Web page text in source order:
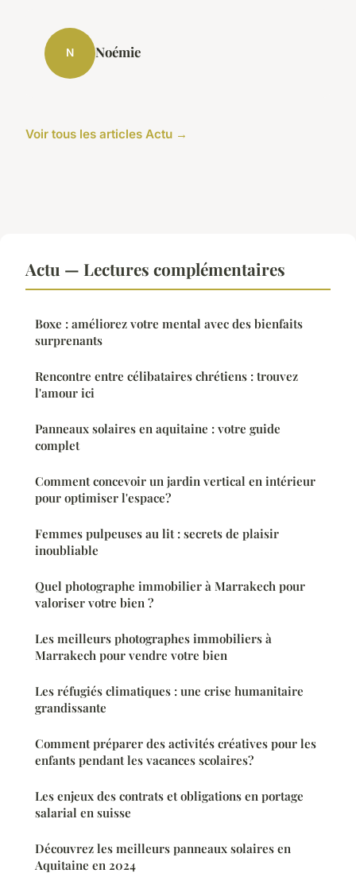
N Noémie
Voir tous les articles Actu →
Actu — Lectures complémentaires
Boxe : améliorez votre mental avec des bienfaits
surprenants
Rencontre entre célibataires chrétiens : trouvez
l'amour ici
Panneaux solaires en aquitaine : votre guide
complet
Comment concevoir un jardin vertical en intérieur
pour optimiser l'espace?
Femmes pulpeuses au lit : secrets de plaisir
inoubliable
Quel photographe immobilier à Marrakech pour
valoriser votre bien ?
Les meilleurs photographes immobiliers à
Marrakech pour vendre votre bien
Les réfugiés climatiques : une crise humanitaire
grandissante
Comment préparer des activités créatives pour les
enfants pendant les vacances scolaires?
Les enjeux des contrats et obligations en portage
salarial en suisse
Découvrez les meilleurs panneaux solaires en
Aquitaine en 2024